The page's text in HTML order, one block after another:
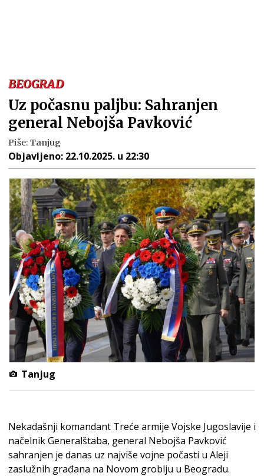
BEOGRAD
Uz počasnu paljbu: Sahranjen
general Nebojša Pavković
Piše: Tanjug
Objavljeno: 22.10.2025. u 22:30
Tanjug
Nekadašnji komandant Treće armije Vojske Jugoslavije i
načelnik Generalštaba, general Nebojša Pavković
sahranjen je danas uz najviše vojne počasti u Aleji
zaslužnih građana na Novom groblju u Beogradu.